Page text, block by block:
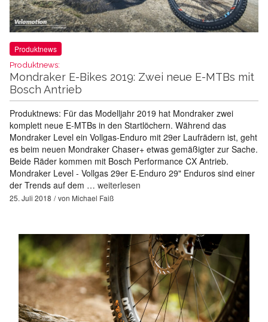
Produktnews
Produktnews:
Mondraker E-Bikes 2019: Zwei neue E-MTBs mit
Bosch Antrieb
Produktnews: Für das Modelljahr 2019 hat Mondraker zwei
komplett neue E-MTBs in den Startlöchern. Während das
Mondraker Level ein Vollgas-Enduro mit 29er Laufrädern ist, geht
es beim neuen Mondraker Chaser+ etwas gemäßigter zur Sache.
Beide Räder kommen mit Bosch Performance CX Antrieb.
Mondraker Level - Vollgas 29er E-Enduro 29" Enduros sind einer
der Trends auf dem … weiterlesen
25. Juli 2018 von Michael Faiß